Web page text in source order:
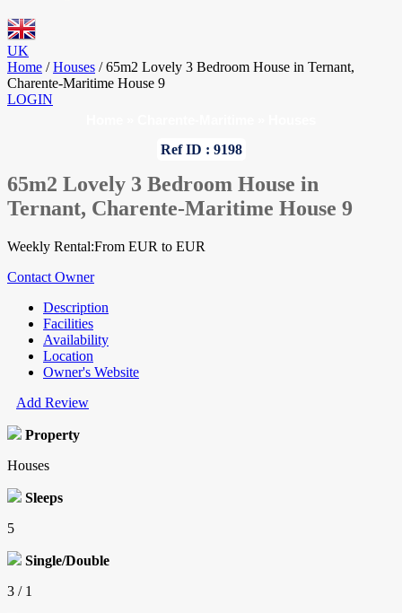
UK
Home / Houses / 65m2 Lovely 3 Bedroom House in Ternant,
Charente-Maritime House 9
LOGIN
Ref ID : 9198
65m2 Lovely 3 Bedroom House in
Ternant, Charente-Maritime House 9
Weekly Rental:From EUR to EUR
Contact Owner
Description
Facilities
Availability
Location
Owner's Website
Add Review
Property
Houses
Sleeps
5
Single/Double
3 / 1